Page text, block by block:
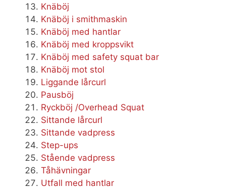
Knäböj
Knäböj i smithmaskin
Knäböj med hantlar
Knäböj med kroppsvikt
Knäböj med safety squat bar
Knäböj mot stol
Liggande lårcurl
Pausböj
Ryckböj /Overhead Squat
Sittande lårcurl
Sittande vadpress
Step-ups
Stående vadpress
Tåhävningar
Utfall med hantlar